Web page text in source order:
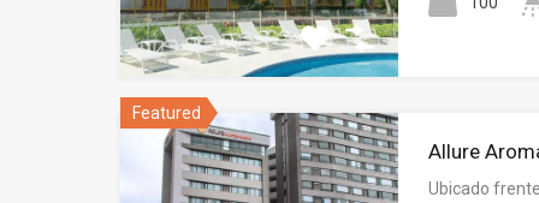
Featured
Allure
Ubicado